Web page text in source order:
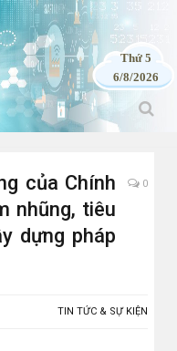
Thứ 5
6/8/2026
của Chính
nhũng, tiêu
dựng pháp
0
TIN TỨC & SỰ KIỆN